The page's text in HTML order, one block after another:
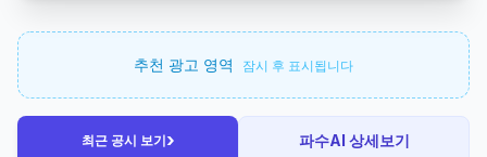
추천 광고 영역 잠시 후 표시됩니다
최근 공시 보기› 파수AI 상세보기